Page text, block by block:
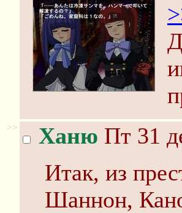
>> Ханю Пт 31
Итак, из
Шаннон,